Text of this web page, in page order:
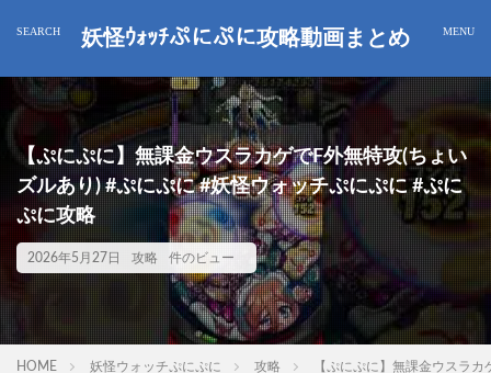
妖怪ｳｫｯﾁぷにぷに攻略動画まとめ
【ぷにぷに】無課金ウスラカゲでF外無特攻(ちょい
ズルあり) #ぷにぷに #妖怪ウォッチぷにぷに #ぷに
ぷに攻略
2026年5月27日 攻略 件のビュー
HOME 妖怪ウォッチぷにぷに 攻略 【ぷにぷに】無課金ウスラ